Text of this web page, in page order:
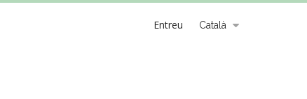
Català
Entreu